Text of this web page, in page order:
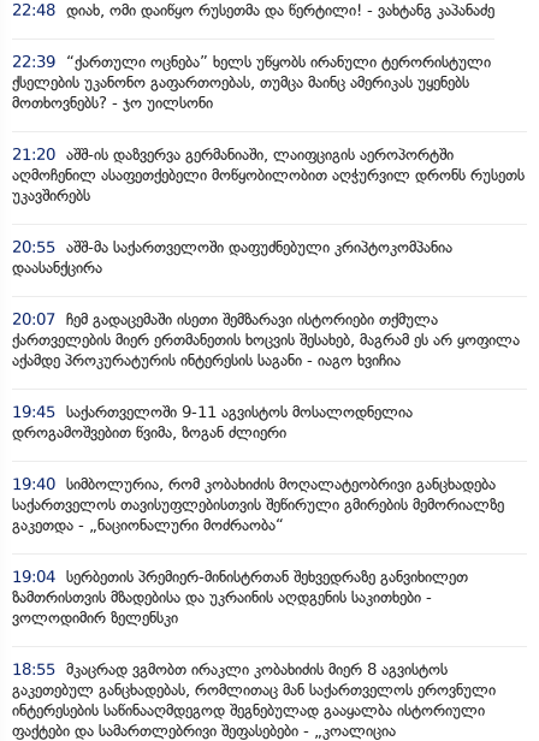
22:48 დიახ, ომი დაიწყო რუსეთმა და წერტილი! - ვახტანგ კაპანაძე
22:39
“ქართული ოცნება” ხელს უწყობს ირანული ტერორისტული
ქსელების უკანონო გაფართოებას, თუმცა მაინც ამერიკას უყენებს
მოთხოვნებს? - ჯო უილსონი
21:20 აშშ-ის დაზვერვა გერმანიაში, ლაიფციგის აეროპორტში
აღმოჩენილ ასაფეთქებელი მოწყობილობით აღჭურვილ დრონს რუსეთს
უკავშირებს
20:55 აშშ-მა საქართველოში დაფუძნებული კრიპტოკომპანია
დაასანქცირა
20:07 ჩემ გადაცემაში ისეთი შემზარავი ისტორიები თქმულა
ქართველების მიერ ერთმანეთის ხოცვის შესახებ, მაგრამ ეს არ ყოფილა
აქამდე პროკურატურის ინტერესის საგანი - იაგო ხვიჩია
19:45 საქართველოში 9-11 აგვისტოს მოსალოდნელია
დროგამოშვებით წვიმა, ზოგან ძლიერი
19:40 სიმბოლურია, რომ კობახიძის მოღალატეობრივი განცხადება
საქართველოს თავისუფლებისთვის შეწირული გმირების მემორიალზე
გაკეთდა - „ნაციონალური მოძრაობა“
19:04 სერბეთის პრემიერ-მინისტრთან შეხვედრაზე განვიხილეთ
ზამთრისთვის მზადებისა და უკრაინის აღდგენის საკითხები -
ვოლოდიმირ ზელენსკი
18:55 მკაცრად ვგმობთ ირაკლი კობახიძის მიერ 8 აგვისტოს
გაკეთებულ განცხადებას, რომლითაც მან საქართველოს ეროვნული
ინტერესების საწინააღმდეგოდ შეგნებულად გააყალბა ისტორიული
ფაქტები და სამართლებრივი შეფასებები - „კოალიცია